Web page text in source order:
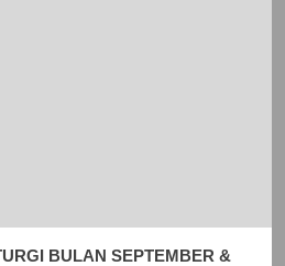
BULAN SEPTEMBER &